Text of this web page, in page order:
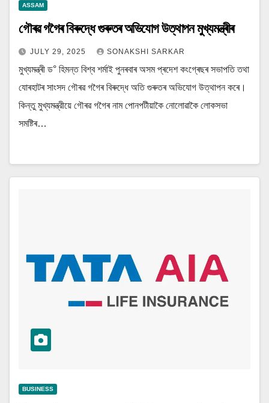
ASSAM
গৌৰৱ গগৈৰ বিৰুদ্ধে গুৰুতৰ অভিযোগ উত্থাপন মুখ্যমন্ত্ৰীৰ
JULY 29, 2025 SONAKSHI SARKAR
মুখ্যমন্ত্ৰী ড° হিমন্ত বিশ্ব শৰ্মাই পুনৰবাৰ অসম প্ৰদেশ কংগ্ৰেছৰ সভাপতি তথা
যোৰহাটৰ সাংসদ গৌৰৱ গগৈৰ বিৰুদ্ধে অতি গুৰুতৰ অভিযোগ উত্থাপন কৰে।
কিন্তু মুখ্যমন্ত্রীয়ে গৌৰৱ গগৈৰ নাম পোনপটীয়াকৈ নোলোৱাকৈ লোকসভা
সমষ্টিৰ…
BUSINESS